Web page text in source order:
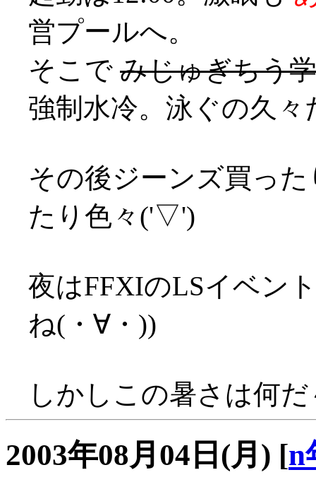
営プールへ。
そこで みじゅぎちう
強制水冷。泳ぐの久々
その後ジーンズ買っ
たり色々('▽')
夜はFFXIのLSイベン
ね(・∀・))
しかしこの暑さは何
2003年08月04日(月) [n